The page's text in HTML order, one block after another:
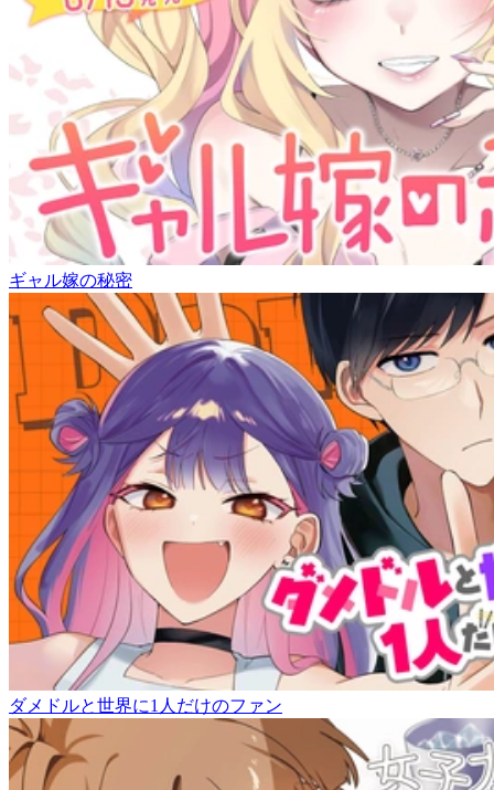
ギャル嫁の秘密
ダメドルと世界に1人だけのファン